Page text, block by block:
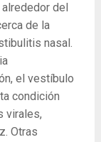
del
de la
nasal.
el vestíbulo
condición
virales,
Otras